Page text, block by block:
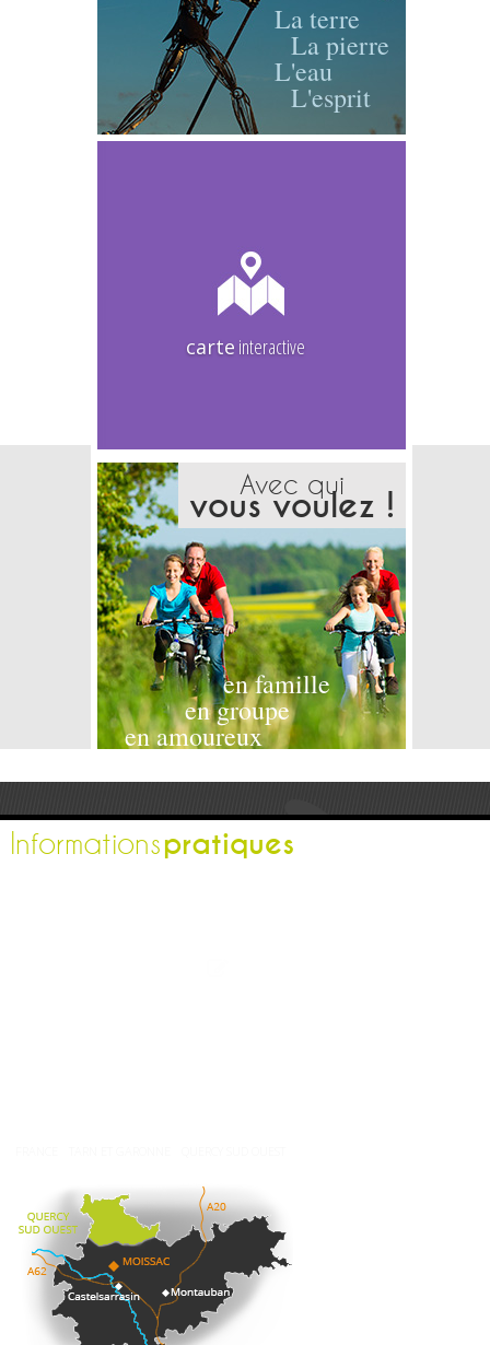
La terre
La pierre
L'eau
L'esprit
carte interactive
Avec qui
vous voulez !
en famille
en groupe
en amoureux
Informationspratiques